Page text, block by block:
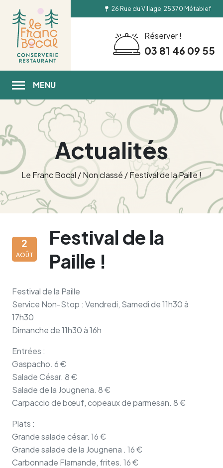
26 Rue du Village, 25370 Métabief
Réserver !
03 81 46 09 55
MENU
Actualités
Le Franc Bocal /Non classé /Festival de la Paille !
2
AOÛT
Festival de la
Paille !
Festival de la Paille
Service Non-Stop : Vendredi, Samedi de 11h30 à
17h30
Dimanche de 11h30 à 16h
Entrées :
Gaspacho. 6 €
Salade César. 8 €
Salade de la Jougnena. 8 €
Carpaccio de bœuf, copeaux de parmesan. 8 €
Plats :
Grande salade césar. 16 €
Grande salade de la Jougnena . 16 €
Carbonnade Flamande, frites. 16 €